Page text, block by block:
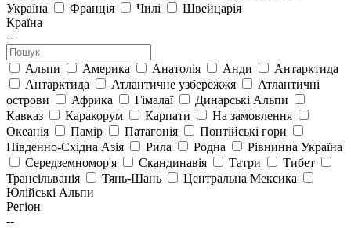
Україна
Франція Чилі
Швейцарія
Країна
--
Альпи Америка Анатолія Анди
Антарктида
Антарктида
Атлантичне узбережжя
Атлантичні
острови
Африка Гімалаї
Динарські Альпи
Кавказ
Каракорум Карпати
На замовлення
Океанія
Памір Патагонія
Понтійські гори
Південно-Східна Азія
Рила Родна
Рівнинна Україна
Середземномор'я
Скандинавія Татри
Тибет
Трансільванія
Тянь-Шань
Центральна Мексика
Юлійські Альпи
Регіон
--